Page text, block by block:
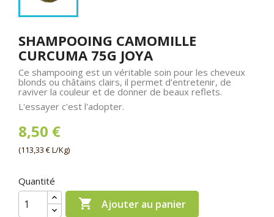
SHAMPOOING CAMOMILLE
CURCUMA 75G JOYA
Ce shampooing est un véritable soin pour les cheveux
blonds ou châtains clairs, il permet d’entretenir, de
raviver la couleur et de donner de beaux reflets.
L'essayer c'est l'adopter.
8,50 €
(113,33 € L/Kg)
Quantité
 Ajouter au panier